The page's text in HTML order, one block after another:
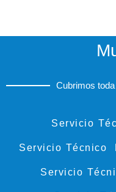
Cubrimos
Servicio
Servicio Técnico
Servicio